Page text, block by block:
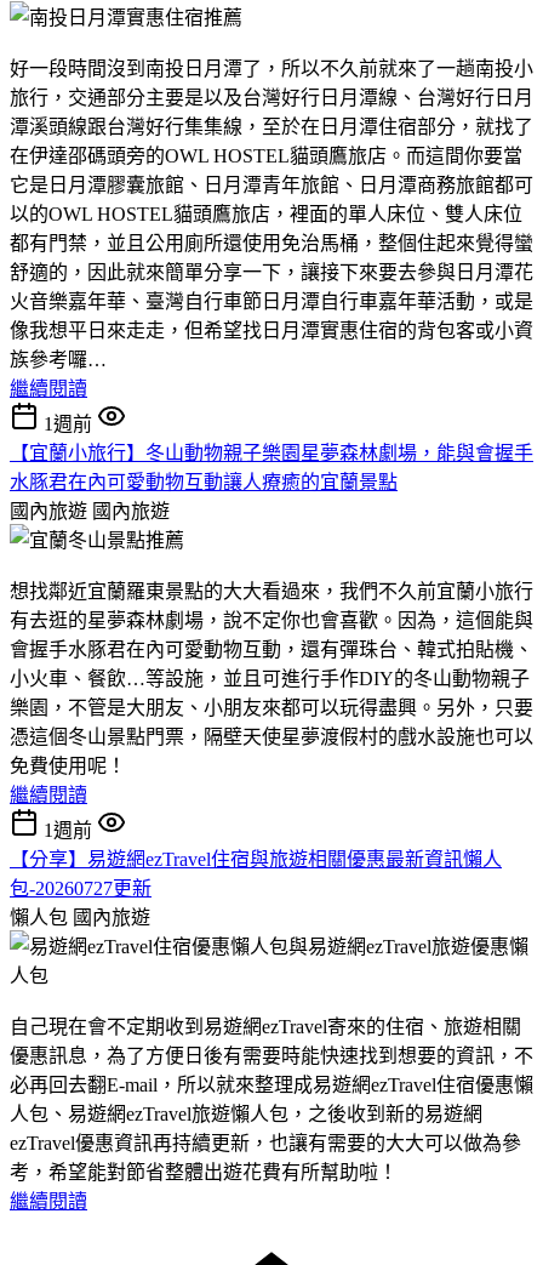
好一段時間沒到南投日月潭了，所以不久前就來了一趟南投小
旅行，交通部分主要是以及台灣好行日月潭線、台灣好行日月
潭溪頭線跟台灣好行集集線，至於在日月潭住宿部分，就找了
在伊達邵碼頭旁的OWL HOSTEL貓頭鷹旅店。而這間你要當
它是日月潭膠囊旅館、日月潭青年旅館、日月潭商務旅館都可
以的OWL HOSTEL貓頭鷹旅店，裡面的單人床位、雙人床位
都有門禁，並且公用廁所還使用免治馬桶，整個住起來覺得蠻
舒適的，因此就來簡單分享一下，讓接下來要去參與日月潭花
火音樂嘉年華、臺灣自行車節日月潭自行車嘉年華活動，或是
像我想平日來走走，但希望找日月潭實惠住宿的背包客或小資
族參考囉…
繼續閱讀
1週前
【宜蘭小旅行】冬山動物親子樂園星夢森林劇場，能與會握手
水豚君在內可愛動物互動讓人療癒的宜蘭景點
國內旅遊 國內旅遊
想找鄰近宜蘭羅東景點的大大看過來，我們不久前宜蘭小旅行
有去逛的星夢森林劇場，說不定你也會喜歡。因為，這個能與
會握手水豚君在內可愛動物互動，還有彈珠台、韓式拍貼機、
小火車、餐飲…等設施，並且可進行手作DIY的冬山動物親子
樂園，不管是大朋友、小朋友來都可以玩得盡興。另外，只要
憑這個冬山景點門票，隔壁天使星夢渡假村的戲水設施也可以
免費使用呢！
繼續閱讀
1週前
【分享】易遊網ezTravel住宿與旅遊相關優惠最新資訊懶人
包-20260727更新
懶人包 國內旅遊
自己現在會不定期收到易遊網ezTravel寄來的住宿、旅遊相關
優惠訊息，為了方便日後有需要時能快速找到想要的資訊，不
必再回去翻E-mail，所以就來整理成易遊網ezTravel住宿優惠懶
人包、易遊網ezTravel旅遊懶人包，之後收到新的易遊網
ezTravel優惠資訊再持續更新，也讓有需要的大大可以做為參
考，希望能對節省整體出遊花費有所幫助啦！
繼續閱讀